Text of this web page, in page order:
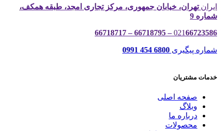
ایرانتهران، خیابان جمهوری، مرکز تجاری امجد، طبقه همکف،
شماره 9
02166723586 – 66718795 – 66718717
شماره پیگیری 6800 454 0991
خدمات مشتریان
صفحه اصلی
وبلاگ
درباره ما
محصولات